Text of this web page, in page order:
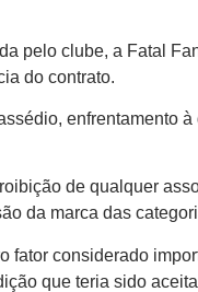
pelo clube, a Fatal
do contrato.
enfrentamento
de qualquer
da marca das
considerado
que teria sido